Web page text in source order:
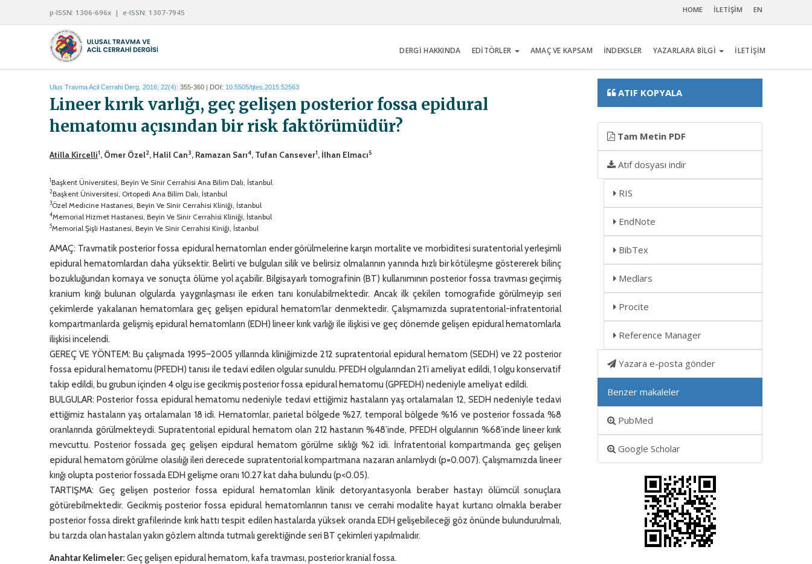
p-ISSN: 1306-696x | e-ISSN: 1307-7945 HOME İLETİŞİM EN
DERGİ HAKKINDA EDİTÖRLER AMAÇ VE KAPSAM İNDEKSLER YAZARLARA BİLGİ İLETİŞİM
Ulus Travma Acil Cerrahi Derg. 2016; 22(4): 355-360 | DOI: 10.5505/tjtes.2015.52563
Lineer kırık varlığı, geç gelişen posterior fossa epidural
hematomu açısından bir risk faktörümüdür?
Atilla Kircelli1, Ömer Özel2, Halil Can3, Ramazan Sarı4, Tufan Cansever1, İlhan Elmacı5
1Başkent Üniversitesi, Beyin Ve Sinir Cerrahisi Ana Bilim Dalı, İstanbul
2Başkent Üniversitesi, Ortopedi Ana Bilim Dalı, İstanbul
3Özel Medicine Hastanesi, Beyin Ve Sinir Cerrahisi Kliniği, İstanbul
4Memorial Hizmet Hastanesi, Beyin Ve Sinir Cerrahisi Kliniği, İstanbul
5Memorial Şişli Hastanesi, Beyin Ve Sinir Cerrahisi Kiniği, İstanbul
AMAÇ: Travmatik posterior fossa epidural hematomları ender görülmelerine karşın mortalite ve morbiditesi suratentorial yerleşimli
epidural hematomlardan daha yüksektir. Belirti ve bulguları silik ve belirsiz olmalarının yanında hızlı bir kötüleşme göstererek bilinç
bozukluğundan komaya ve sonuçta ölüme yol açabilir. Bilgisayarlı tomografinin (BT) kullanımının posterior fossa travması geçirmiş
kranium kırığı bulunan olgularda yaygınlaşması ile erken tanı konulabilmektedir. Ancak ilk çekilen tomografide görülmeyip seri
çekimlerde yakalanan hematomlara geç gelişen epidural hematom’lar denmektedir. Çalışmamızda supratentorial-infratentorial
kompartmanlarda gelişmiş epidural hematomların (EDH) lineer kırık varlığı ile ilişkisi ve geç dönemde gelişen epidural hematomlarla
ilişkisi incelendi.
GEREÇ VE YÖNTEM: Bu çalışmada 1995–2005 yıllarında kliniğimizde 212 supratentorial epidural hematom (SEDH) ve 22 posterior
fossa epidural hematomu (PFEDH) tanısı ile tedavi edilen olgular sunuldu. PFEDH olgularından 21’i ameliyat edildi, 1 olgu konservatif
takip edildi, bu grubun içinden 4 olgu ise gecikmiş posterior fossa epidural hematomu (GPFEDH) nedeniyle ameliyat edildi.
BULGULAR: Posterior fossa epidural hematomu nedeniyle tedavi ettiğimiz hastaların yaş ortalamaları 12, SEDH nedeniyle tedavi
ettiğimiz hastaların yaş ortalamaları 18 idi. Hematomlar, parietal bölgede %27, temporal bölgede %16 ve posterior fossada %8
oranlarında görülmekteydi. Supratentorial epidural hematom olan 212 hastanın %48’inde, PFEDH olgularının %68’inde lineer kırık
mevcuttu. Posterior fossada geç gelişen eipdural hematom görülme sıklığı %2 idi. İnfratentorial kompartmanda geç gelişen
epidural hematom görülme olasılığı ileri derecede supratentorial kompartmana nazaran anlamlıydı (p=0.007). Çalışmamızda lineer
kırığı olupta posterior fossada EDH gelişme oranı 10.27 kat daha bulundu (p<0.05).
TARTIŞMA: Geç gelişen posterior fossa epidural hematomları klinik detoryantasyonla beraber hastayı ölümcül sonuçlara
götürebilmektedir. Gecikmiş posterior fossa epidural hematomlarının tanısı ve cerrahi modalite hayat kurtarıcı olmakla beraber
posterior fossa direkt grafilerinde kırık hattı tespit edilen hastalarda yüksek oranda EDH gelişebileceği göz önünde bulundurulmalı,
bu tarzda olan hastaları yakın gözlem altında tutmalı gerektiğinde seri BT çekimleri yapılmalıdır.
Anahtar Kelimeler: Geç gelişen epidural hematom, kafa travması, posterior kranial fossa.
ATIF KOPYALA
Tam Metin PDF
Atıf dosyası indir
RIS
EndNote
BibTex
Medlars
Procite
Reference Manager
Yazara e-posta gönder
Benzer makaleler
PubMed
Google Scholar